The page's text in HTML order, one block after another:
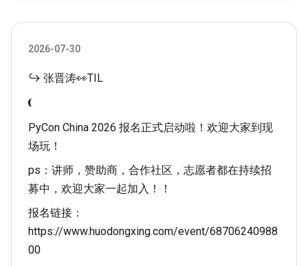
2026-07-30
↪ 张晋涛👀TIL
PyCon China 2026 报名正式启动啦！欢迎大家到现
场玩！
ps：讲师，赞助商，合作社区，志愿者都在持续招
募中，欢迎大家一起加入！！
报名链接：
https://www.huodongxing.com/event/68706240988
00